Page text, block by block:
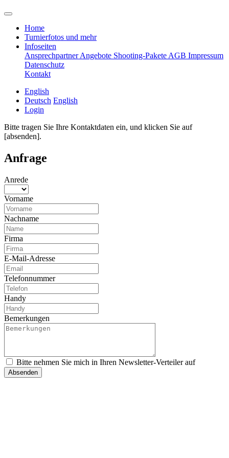
Home
Turnierfotos und mehr
Infoseiten
AnsprechpartnerAngebote Shooting-Pakete AGB Impressum
Datenschutz
Kontakt
English
Deutsch English
Login
Bitte tragen Sie Ihre Kontaktdaten ein, und klicken Sie auf
[absenden].
Anfrage
Anrede
Vorname
Nachname
Firma
E-Mail-Adresse
Telefonnummer
Handy
Bemerkungen
Bitte nehmen Sie mich in Ihren Newsletter-Verteiler auf
Absenden